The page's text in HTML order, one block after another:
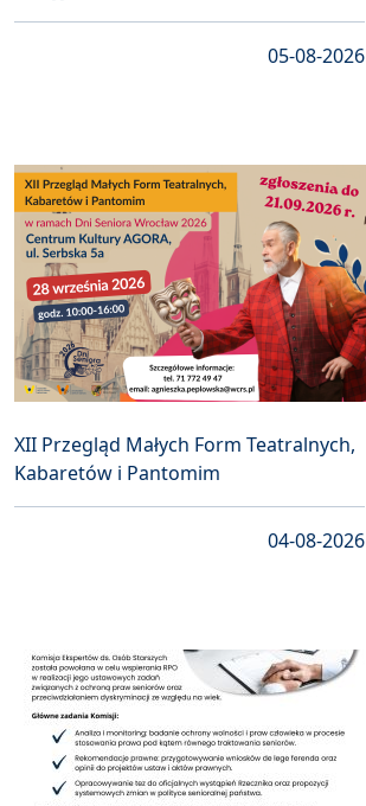
05-08-2026
XII Przegląd Małych Form Teatralnych,
Kabaretów i Pantomim
04-08-2026